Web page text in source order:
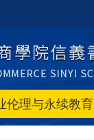
伦理与永续教育